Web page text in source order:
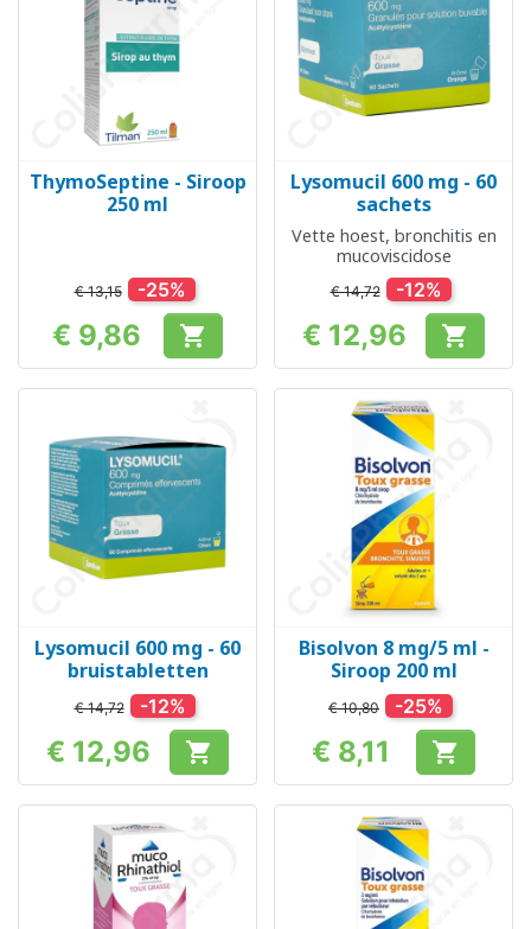
ThymoSeptine - Siroop
250 ml
€ 13,15 -25%
Prijs
€ 9,86 
Lysomucil 600 mg - 60
sachets
Vette hoest, bronchitis en
mucoviscidose
€ 14,72 -12%
Prijs
€ 12,96 
Lysomucil 600 mg - 60
bruistabletten
€ 14,72 -12%
Prijs
€ 12,96 
Bisolvon 8 mg/5 ml -
Siroop 200 ml
€ 10,80 -25%
Prijs
€ 8,11 